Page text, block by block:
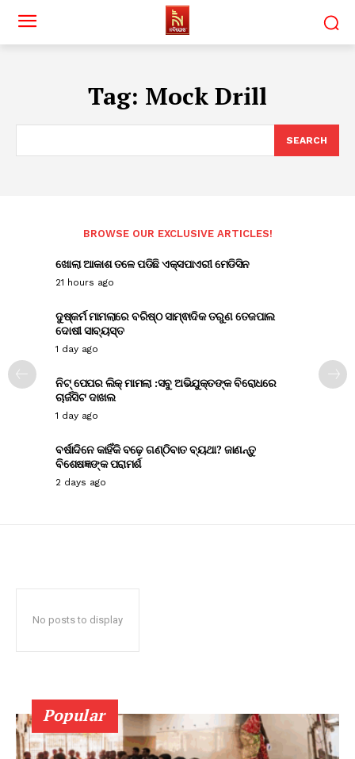
Tag: Mock Drill
SEARCH
BROWSE OUR EXCLUSIVE ARTICLES!
ଖୋଲା ଆକାଶ ତଳେ ପଡିଛି ଏକ୍ସପାଏରୀ ମେଡିସିନ
21 hours ago
ଦୁଷ୍କର୍ମ ମାମଲାରେ ବରିଷ୍ଠ ସାମ୍ଵାଦିକ ତରୁଣ ତେଜପାଲ
ଦୋଷୀ ସାବ୍ୟସ୍ତ
1 day ago
ନିଟ୍ ପେପର ଲିକ୍ ମାମଲା :ସବୁ ଅଭିଯୁକ୍ତଙ୍କ ବିରୋଧରେ
ଚାର୍ଜସିଟ ଦାଖଲ
1 day ago
ବର୍ଷାଦିନେ କାହିଁକି ବଢ଼େ ଗଣ୍ଠିବାତ ବ୍ୟଥା? ଜାଣନ୍ତୁ
ବିଶେଷଜ୍ଞଙ୍କ ପରାମର୍ଶ
2 days ago
No posts to display
Popular